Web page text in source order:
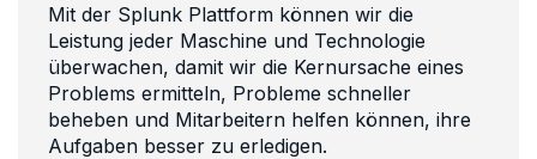
Mit der Splunk Plattform können wir die
Leistung jeder Maschine und Technologie
überwachen, damit wir die Kernursache eines
Problems ermitteln, Probleme schneller
beheben und Mitarbeitern helfen können, ihre
Aufgaben besser zu erledigen.